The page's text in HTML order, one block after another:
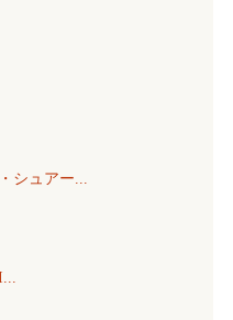
シュアー...